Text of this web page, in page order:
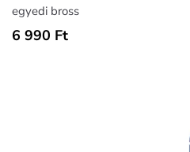
egyedi bross
6 990 Ft